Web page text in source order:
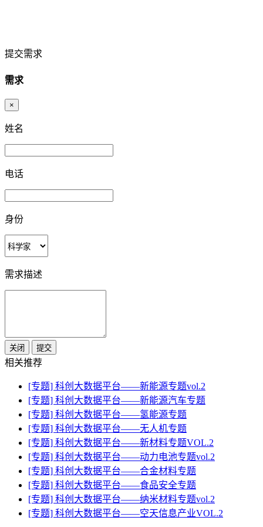
提交需求
需求
×
姓名
电话
身份
需求描述
关闭 提交
相关推荐
[专题] 科创大数据平台——新能源专题vol.2
[专题] 科创大数据平台——新能源汽车专题
[专题] 科创大数据平台——氢能源专题
[专题] 科创大数据平台——无人机专题
[专题] 科创大数据平台——新材料专题VOL.2
[专题] 科创大数据平台——动力电池专题vol.2
[专题] 科创大数据平台——合金材料专题
[专题] 科创大数据平台——食品安全专题
[专题] 科创大数据平台——纳米材料专题vol.2
[专题] 科创大数据平台——空天信息产业VOL.2